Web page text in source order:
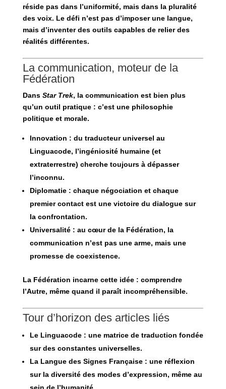
réside pas dans l’uniformité, mais dans la pluralité
des voix. Le défi n’est pas d’imposer une langue,
mais d’inventer des outils capables de relier des
réalités différentes.
La communication, moteur de la
Fédération
Dans Star Trek, la communication est bien plus
qu’un outil pratique : c’est une philosophie
politique et morale.
Innovation : du traducteur universel au
Linguacode, l’ingéniosité humaine (et
extraterrestre) cherche toujours à dépasser
l’inconnu.
Diplomatie: chaque négociation et chaque
premier contact est une victoire du dialogue sur
la confrontation.
Universalité: au cœur de la Fédération, la
communication n’est pas une arme, mais une
promesse de coexistence.
La Fédération incarne cette idée : comprendre
l’Autre, même quand il paraît incompréhensible.
Tour d’horizon des articles liés
Le Linguacode: une matrice de traduction fondée
sur des constantes universelles.
La Langue des Signes Française: une réflexion
sur la diversité des modes d’expression, même au